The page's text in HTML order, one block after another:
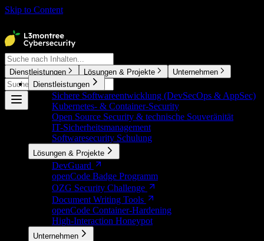
Skip to Content
Dienstleistungen Lösungen & Projekte
Unternehmen
Dienstleistungen
Sichere Softwareentwicklung (DevSecOps & AppSec)
Kubernetes- & Container-Security
Open Source Security & technische Souveränität
IT-Sicherheitsmanagement
Softwaresecurity Schulung
Lösungen & Projekte
DevGuard
openCode Badge Programm
OZG Security Challenge
Document Writing Tools
openCode Container-Hardening
High-Interaction Honeypot
Unternehmen